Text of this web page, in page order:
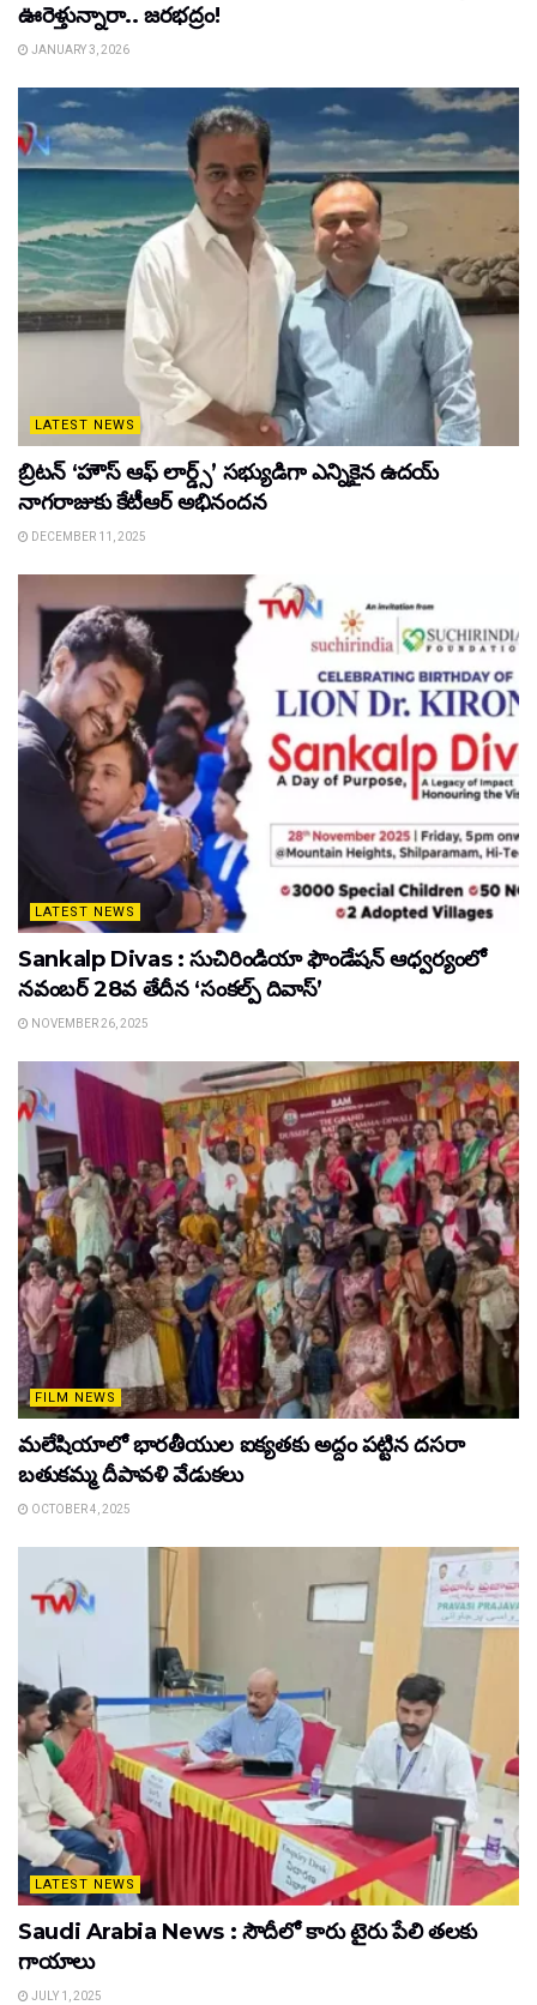
ఊరెళ్తున్నారా.. జరభద్రం!
JANUARY 3, 2026
LATEST NEWS
బ్రిటన్ ‘హౌస్ ఆఫ్ లార్డ్స్’ సభ్యుడిగా ఎన్నికైన ఉదయ్
నాగరాజుకు కేటీఆర్ అభినందన
DECEMBER 11, 2025
LATEST NEWS
Sankalp Divas : సుచిరిండియా ఫౌండేషన్ ఆధ్వర్యంలో
నవంబర్ 28వ తేదీన ‘సంకల్ప్ దివాస్’
NOVEMBER 26, 2025
FILM NEWS
మలేషియాలో భారతీయుల ఐక్యతకు అద్దం పట్టిన దసరా
బతుకమ్మ దీపావళి వేడుకలు
OCTOBER 4, 2025
LATEST NEWS
Saudi Arabia News : సౌదీలో కారు టైరు పేలి తలకు
గాయాలు
JULY 1, 2025